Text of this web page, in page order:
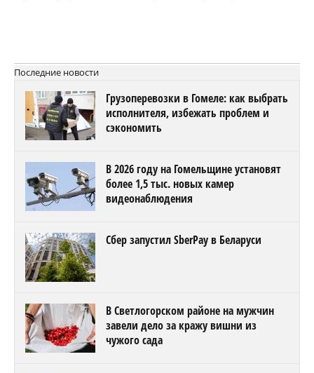
Последние новости
Грузоперевозки в Гомеле: как выбрать
исполнителя, избежать проблем и
сэкономить
В 2026 году на Гомельщине установят
более 1,5 тыс. новых камер
видеонаблюдения
Сбер запустил SberPay в Беларуси
В Светлогорском районе на мужчин
завели дело за кражу вишни из
чужого сада